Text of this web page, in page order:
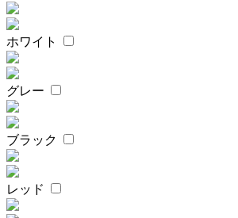
ホワイト
グレー
ブラック
レッド